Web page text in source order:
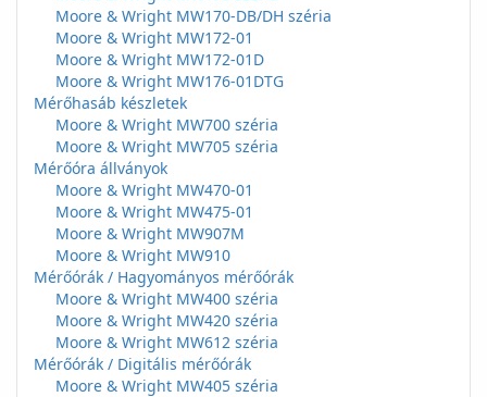
Moore & Wright MW170-DB/DH széria
Moore & Wright MW172-01
Moore & Wright MW172-01D
Moore & Wright MW176-01DTG
Mérőhasáb készletek
Moore & Wright MW700 széria
Moore & Wright MW705 széria
Mérőóra állványok
Moore & Wright MW470-01
Moore & Wright MW475-01
Moore & Wright MW907M
Moore & Wright MW910
Mérőórák / Hagyományos mérőórák
Moore & Wright MW400 széria
Moore & Wright MW420 széria
Moore & Wright MW612 széria
Mérőórák / Digitális mérőórák
Moore & Wright MW405 széria